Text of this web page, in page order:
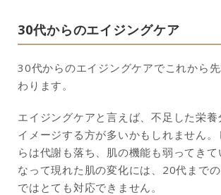
30代からのエイジングケア
30代からのエイジングケアでこれから
わります。
エイジングケアと言えば、不足した栄
イメージする方が多いかもしれません
らは代謝も落ち、肌の機能も弱ってき
なって現れた肌の変化には、20代まで
ではとても対応できません。